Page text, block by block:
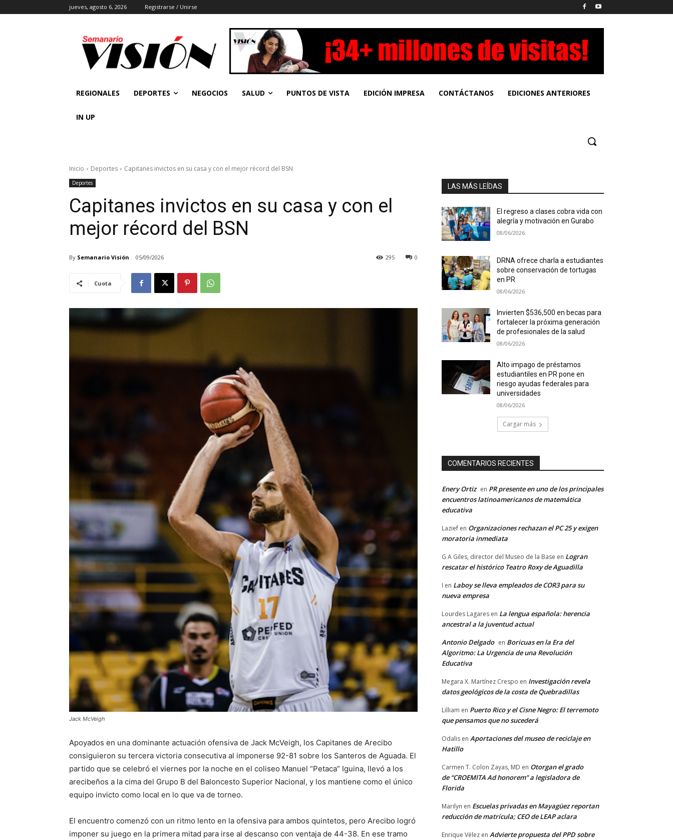
jueves, agosto 6, 2026 Registrarse / Unirse
REGIONALES DEPORTES NEGOCIOS SALUD PUNTOS DE VISTA EDICIÓN IMPRESA CONTÁCTANOS EDICIONES ANTERIORES
IN UP
Inicio Deportes Capitanes invictos en su casa y con el mejor récord del BSN
Deportes
Capitanes invictos en su casa y con el
mejor récord del BSN
By Semanario Visión 05/09/2026 0
295
Cuota
Jack McVeigh
Apoyados en una dominante actuación ofensiva de Jack McVeigh, los Capitanes de Arecibo
consiguieron su tercera victoria consecutiva al imponerse 92-81 sobre los Santeros de Aguada. El
partido que se celebró el viernes por la noche en el coliseo Manuel “Petaca” Iguina, llevó a los
arecibeños a la cima del Grupo B del Baloncesto Superior Nacional, y los mantiene como el único
equipo invicto como local en lo que va de torneo.
El encuentro comenzó con un ritmo lento en la ofensiva para ambos quintetos, pero Arecibo logró
imponer su juego en la primera mitad para irse al descanso con ventaja de 44-38. En ese tramo
LAS MÁS LEÍDAS
El regreso a clases cobra vida con
alegría y motivación en Gurabo
08/06/2026
DRNA ofrece charla a estudiantes
sobre conservación de tortugas
en PR
08/06/2026
Invierten $536,500 en becas para
fortalecer la próxima generación
de profesionales de la salud
08/06/2026
Alto impago de préstamos
estudiantiles en PR pone en
riesgo ayudas federales para
universidades
08/06/2026
Cargar más
COMENTARIOS RECIENTES
Enery Ortiz en PR presente en uno de los principales
encuentros latinoamericanos de matemática
educativa
Lazief en Organizaciones rechazan el PC 25 y exigen
moratoria inmediata
G A Giles, director del Museo de la Base en Logran
rescatar el histórico Teatro Roxy de Aguadilla
I en Laboy se lleva empleados de COR3 para su
nueva empresa
Lourdes Lagares en La lengua española: herencia
ancestral a la juventud actual
Antonio Delgado en Boricuas en la Era del
Algoritmo: La Urgencia de una Revolución
Educativa
Megara X. Martínez Crespo en Investigación revela
datos geológicos de la costa de Quebradillas
Lilliam en Puerto Rico y el Cisne Negro: El terremoto
que pensamos que no sucederá
Odalis en Aportaciones del museo de reciclaje en
Hatillo
Carmen T. Colon Zayas, MD en Otorgan el grado
de “CROEMITA Ad honorem” a legisladora de
Florida
Marilyn en Escuelas privadas en Mayagüez reportan
reducción de matrícula; CEO de LEAP aclara
Enrique Vélez en Advierte propuesta del PPD sobre